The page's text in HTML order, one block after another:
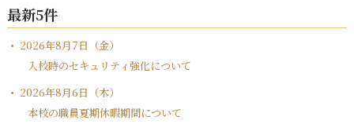
最新5件
2026年8月7日（金）
入校時のセキュリティ強化について
2026年8月6日（木）
本校の職員夏期休暇期間について